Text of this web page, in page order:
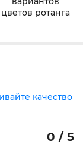
цветов ротанга
0 / 5